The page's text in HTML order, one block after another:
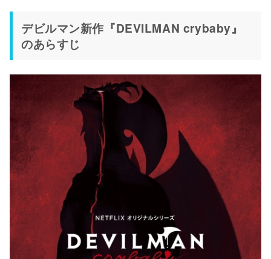
デビルマン新作『DEVILMAN crybaby』
のあらすじ